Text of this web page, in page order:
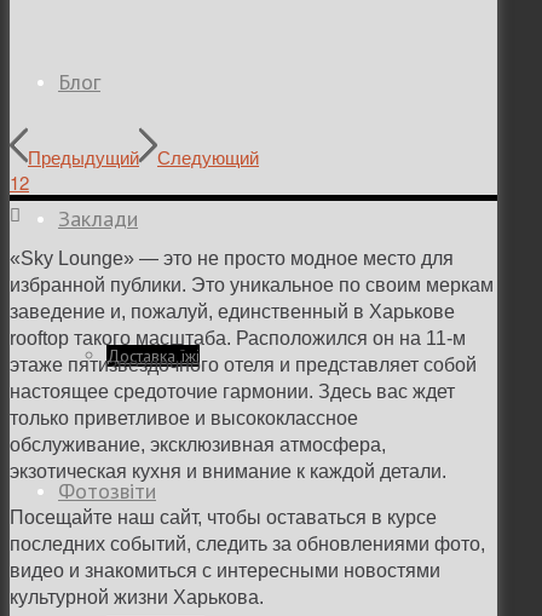
Блог
Заклади
Доставка їжі
Фотозвіти
Предыдущий
Следующий
12
«Sky Lounge» — это не просто модное место для
избранной публики. Это уникальное по своим меркам
заведение и, пожалуй, единственный в Харькове
rooftop такого масштаба. Расположился он на 11-м
этаже пятизвездочного отеля и представляет собой
настоящее средоточие гармонии. Здесь вас ждет
только приветливое и высококлассное
обслуживание, эксклюзивная атмосфера,
экзотическая кухня и внимание к каждой детали.
Посещайте наш сайт, чтобы оставаться в курсе
последних событий, следить за обновлениями фото,
видео и знакомиться с интересными новостями
культурной жизни Харькова.